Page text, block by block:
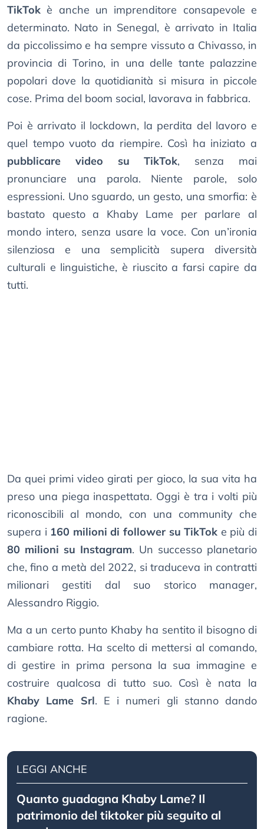
TikTok è anche un imprenditore consapevole e
determinato. Nato in Senegal, è arrivato in Italia
da piccolissimo e ha sempre vissuto a Chivasso, in
provincia di Torino, in una delle tante palazzine
popolari dove la quotidianità si misura in piccole
cose. Prima del boom social, lavorava in fabbrica.
Poi è arrivato il lockdown, la perdita del lavoro e
quel tempo vuoto da riempire. Così ha iniziato a
pubblicare video su TikTok, senza mai
pronunciare una parola. Niente parole, solo
espressioni. Uno sguardo, un gesto, una smorfia: è
bastato questo a Khaby Lame per parlare al
mondo intero, senza usare la voce. Con un’ironia
silenziosa e una semplicità supera diversità
culturali e linguistiche, è riuscito a farsi capire da
tutti.
Da quei primi video girati per gioco, la sua vita ha
preso una piega inaspettata. Oggi è tra i volti più
riconoscibili al mondo, con una community che
supera i 160 milioni di follower su TikTok e più di
80 milioni su Instagram. Un successo planetario
che, fino a metà del 2022, si traduceva in contratti
milionari gestiti dal suo storico manager,
Alessandro Riggio.
Ma a un certo punto Khaby ha sentito il bisogno di
cambiare rotta. Ha scelto di mettersi al comando,
di gestire in prima persona la sua immagine e
costruire qualcosa di tutto suo. Così è nata la
Khaby Lame Srl. E i numeri gli stanno dando
ragione.
LEGGI ANCHE
Quanto guadagna Khaby Lame? Il
patrimonio del tiktoker più seguito al